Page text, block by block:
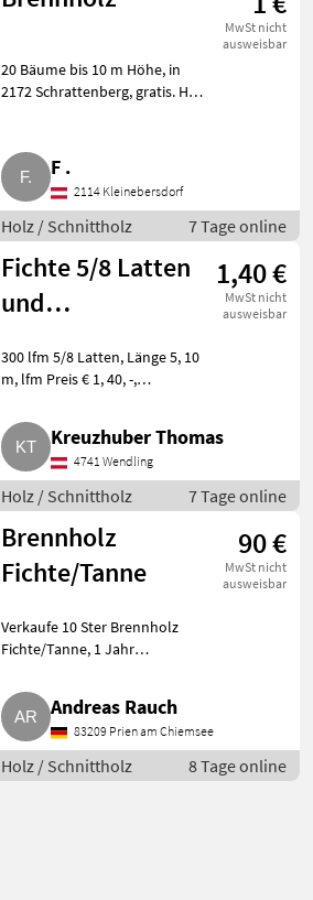
MwSt nicht
ausweisbar
20 Bäume bis 10 m Höhe, in
2172 Schrattenberg, gratis. Holz
F .
2114 Kleinebersdorf
Holz / Schnittholz 7 Tage online
Fichte 5/8 Latten
und
1,40 €
MwSt nicht
ausweisbar
300 lfm 5/8 Latten, Länge 5, 10
m, lfm Preis € 1, 40, -,
50. Holz Schnittholz
Kreuzhuber Thomas
4741 Wendling
Holz / Schnittholz 7 Tage online
Brennholz
Fichte/Tanne
90 €
MwSt nicht
ausweisbar
Verkaufe 10 Ster Brennholz
Fichte/Tanne, 1 Jahr
Meterware. Holz Schnittholz
Andreas Rauch
83209 Prien am Chiemsee
Holz / Schnittholz 8 Tage online